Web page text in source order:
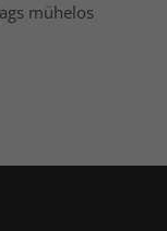
mühelos